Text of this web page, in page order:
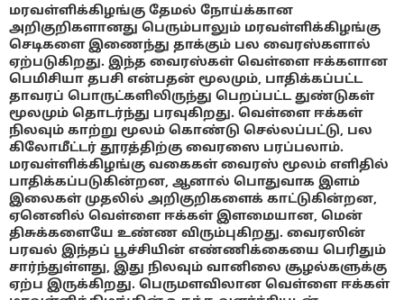
மரவள்ளிக்கிழங்கு தேமல் நோய்க்கான
அறிகுறிகளானது பெரும்பாலும் மரவள்ளிக்கிழங்கு
செடிகளை இணைந்து தாக்கும் பல வைரஸ்களால்
ஏற்படுகிறது. இந்த வைரஸ்கள் வெள்ளை ஈக்களான
பெமிசியா தபசி என்பதன் மூலமும், பாதிக்கப்பட்ட
தாவரப் பொருட்களிலிருந்து பெறப்பட்ட துண்டுகள்
மூலமும் தொடர்ந்து பரவுகிறது. வெள்ளை ஈக்கள்
நிலவும் காற்று மூலம் கொண்டு செல்லப்பட்டு, பல
கிலோமீட்டர் தூரத்திற்கு வைரஸை பரப்பலாம்.
மரவள்ளிக்கிழங்கு வகைகள் வைரஸ் மூலம் எளிதில்
பாதிக்கப்படுகின்றன, ஆனால் பொதுவாக இளம்
இலைகள் முதலில் அறிகுறிகளைக் காட்டுகின்றன,
ஏனெனில் வெள்ளை ஈக்கள் இளமையான, மென்
திசுக்களையே உண்ண விரும்புகிறது. வைரஸின்
பரவல் இந்தப் பூச்சியின் எண்ணிக்கையை பெரிதும்
சார்ந்துள்ளது, இது நிலவும் வானிலை சூழல்களுக்கு
ஏற்ப இருக்கிறது. பெருமளவிலான வெள்ளை ஈக்கள்